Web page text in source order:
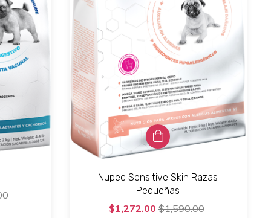
Nupec Sensitive Skin Razas
Pequeñas
$1,272.00$1,590.00